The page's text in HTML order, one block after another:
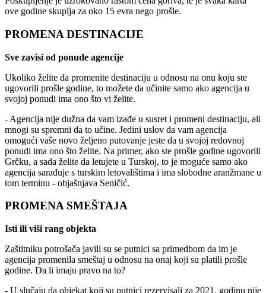
ove godine skuplja za oko 15 evra nego prošle.
PROMENA DESTINACIJE
Sve zavisi od ponude agencije
Ukoliko želite da promenite destinaciju u odnosu na onu koju ste
ugovorili prošle godine, to možete da učinite samo ako agencija u
svojoj ponudi ima ono što vi želite.
- Agencija nije dužna da vam izađe u susret i promeni destinaciju, ali
mnogi su spremni da to učine. Jedini uslov da vam agencija
omogući vaše novo željeno putovanje jeste da u svojoj redovnoj
ponudi ima ono što želite. Na primer, ako ste prošle godine ugovorili
Grčku, a sada želite da letujete u Turskoj, to je moguće samo ako
agencija sarađuje s turskim letovalištima i ima slobodne aranžmane u
tom terminu - objašnjava Seničić.
PROMENA SMEŠTAJA
Isti ili viši rang objekta
Zaštitniku potrošača javili su se putnici sa primedbom da im je
agencija promenila smeštaj u odnosu na onaj koji su platili prošle
godine. Da li imaju pravo na to?
- U slučaju da objekat koji su putnici rezervisali za 2021. godinu nije